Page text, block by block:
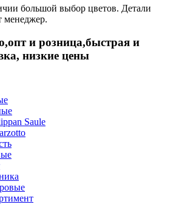
большой выбор цветов. Детали
менеджер.
и розница,быстрая и
низкие цены
Saule